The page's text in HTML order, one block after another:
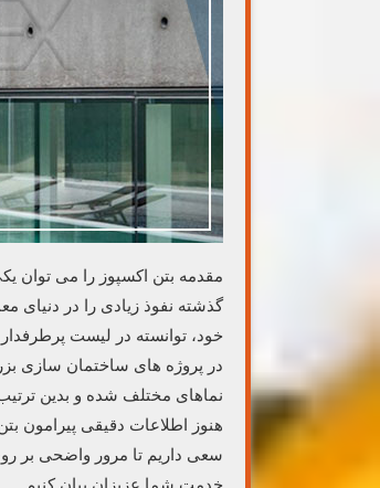
مقدمه بتن اکسپوز را می توان
گذشته نفوذ زیادی را در
خود، توانسته در لیست پرطرفدار
در پروژه های ساختمان سازی
نماهای مختلف شده و بدین
هنوز اطلاعات دقیقی پیرامون
سعی داریم تا مرور واضحی بر